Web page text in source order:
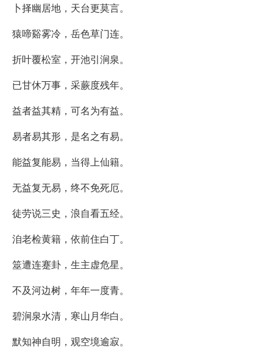
卜择幽居地，天台更莫言。
猿啼谿雾冷，岳色草门连。
折叶覆松室，开池引涧泉。
已甘休万事，采蕨度残年。
益者益其精，可名为有益。
易者易其形，是名之有易。
能益复能易，当得上仙籍。
无益复无易，终不免死厄。
徒劳说三史，浪自看五经。
洎老检黄籍，依前住白丁。
筮遭连蹇卦，生主虚危星。
不及河边树，年年一度青。
碧涧泉水清，寒山月华白。
默知神自明，观空境逾寂。